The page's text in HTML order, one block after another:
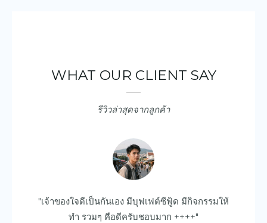
WHAT OUR CLIENT SAY
รีวิวล่าสุดจากลูกค้า
"เจ้าของใจดีเป็นกันเอง มีบุฟเฟต์ซีฟู้ด มีกิจกรรมให้
ทำ รวมๆ คือดีครับชอบมาก ++++"